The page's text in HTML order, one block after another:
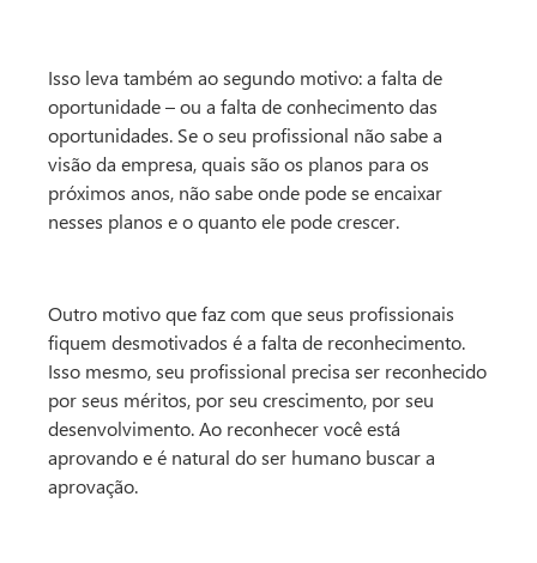
Isso leva também ao segundo motivo: a falta de
oportunidade – ou a falta de conhecimento das
oportunidades. Se o seu profissional não sabe a
visão da empresa, quais são os planos para os
próximos anos, não sabe onde pode se encaixar
nesses planos e o quanto ele pode crescer.
Outro motivo que faz com que seus profissionais
fiquem desmotivados é a falta de reconhecimento.
Isso mesmo, seu profissional precisa ser reconhecido
por seus méritos, por seu crescimento, por seu
desenvolvimento. Ao reconhecer você está
aprovando e é natural do ser humano buscar a
aprovação.